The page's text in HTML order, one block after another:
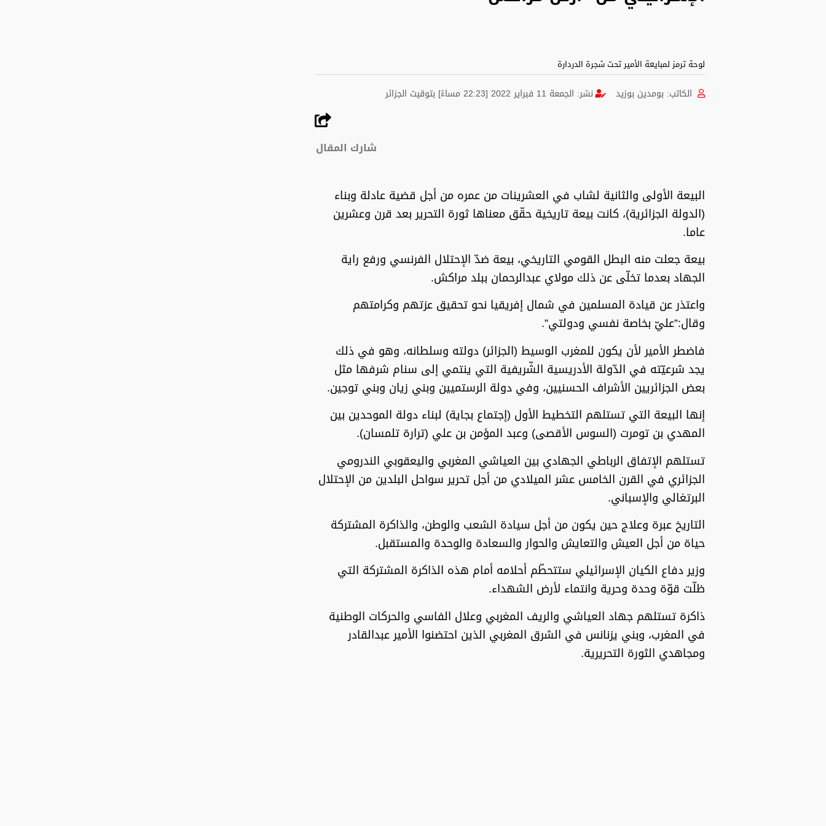
لوحة ترمز لمبايعة الأمير تحت شجرة الدردارة
الكاتب: بومدين بوزيد نشر: الجمعة 11 فبراير 2022 [22:23 مساءً] بتوقيت الجزائر
شارك المقال
البيعة الأولى والثانية لشاب في العشرينات من عمره من أجل قضية عادلة وبناء
(الدولة الجزائرية)، كانت بيعة تاريخية حقّق معناها ثورة التحرير بعد قرن وعشرين
عاما.
بيعة جعلت منه البطل القومي التاريخي، بيعة ضدّ الإحتلال الفرنسي ورفع راية
الجهاد بعدما تخلّى عن ذلك مولاي عبدالرحمان ببلد مراكش.
واعتذر عن قيادة المسلمين في شمال إفريقيا نحو تحقيق عزتهم وكرامتهم
وقال:”عليّ بخاصة نفسي ودولتي”.
فاضطر الأمير لأن يكون للمغرب الوسيط (الجزائر) دولته وسلطانه، وهو في ذلك
يجد شرعيّته في الدّولة الأدريسية الشّريفية التي ينتمي إلى سنام شرفها مثل
بعض الجزائريين الأشراف الحسنيين، وفي دولة الرستميين وبني زيان وبني توجين.
إنها البيعة التي تستلهم التخطيط الأول (إجتماع بجاية) لبناء دولة الموحدين بين
المهدي بن تومرت (السوس الأقصى) وعبد المؤمن بن علي (ترارة تلمسان).
تستلهم الإتفاق الرباطي الجهادي بين العياشي المغربي واليعقوبي الندرومي
الجزائري في القرن الخامس عشر الميلادي من أجل تحرير سواحل البلدين من الإحتلال
البرتغالي والإسباني.
التاريخ عبرة وعلاج حين يكون من أجل سيادة الشعب والوطن، والذاكرة المشتركة
حياة من أجل العيش والتعايش والحوار والسعادة والوحدة والمستقبل.
وزير دفاع الكيان الإسرائيلي ستتحطّم أحلامه أمام هذه الذاكرة المشتركة التي
ظلّت قوّة وحدة وحرية وانتماء لأرض الشهداء.
ذاكرة تستلهم جهاد العياشي والريف المغربي وعلال الفاسي والحركات الوطنية
في المغرب، وبني يزنانس في الشرق المغربي الذين احتضنوا الأمير عبدالقادر
ومجاهدي الثورة التحريرية.